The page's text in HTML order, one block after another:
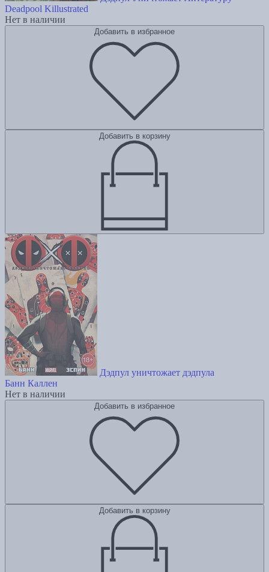
Deadpool Killustrated
Нет в наличии
Добавить в избранное
Добавить в корзину
Дэдпул уничтожает дэдпула
Банн Каллен
Нет в наличии
Добавить в избранное
Добавить в корзину